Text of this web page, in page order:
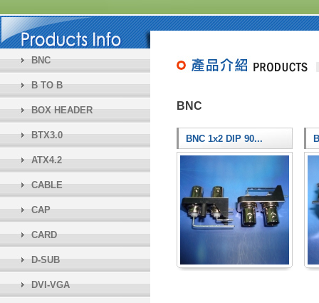
BNC
B TO B
BOX HEADER
BTX3.0
ATX4.2
CABLE
CAP
CARD
D-SUB
DVI-VGA
BNC
BNC 1x2 DIP 90...